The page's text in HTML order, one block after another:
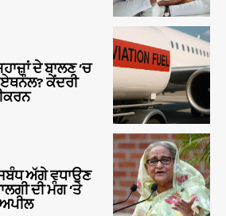
ਦੇ ਬਾਲਣ ‘ਚ
ਕੇਂਦਰੀ
ਅੱਗੇ ਵਧਾਉਣ
ਦੀ ਮੰਗ ‘ਤੇ
ਅਪੀਲ